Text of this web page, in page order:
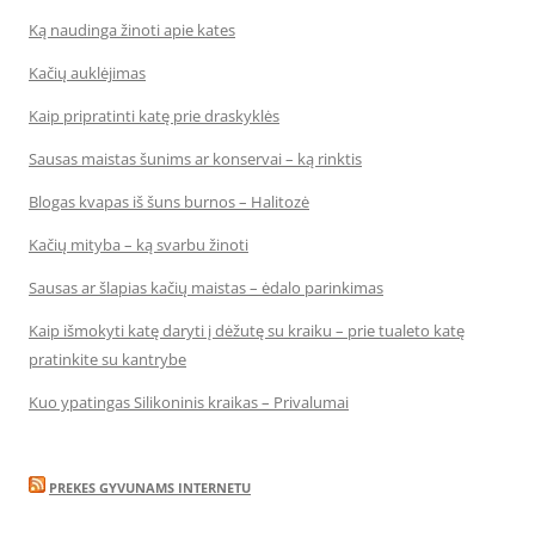
Ką naudinga žinoti apie kates
Kačių auklėjimas
Kaip pripratinti katę prie draskyklės
Sausas maistas šunims ar konservai – ką rinktis
Blogas kvapas iš šuns burnos – Halitozė
Kačių mityba – ką svarbu žinoti
Sausas ar šlapias kačių maistas – ėdalo parinkimas
Kaip išmokyti katę daryti į dėžutę su kraiku – prie tualeto katę
pratinkite su kantrybe
Kuo ypatingas Silikoninis kraikas – Privalumai
PREKES GYVUNAMS INTERNETU